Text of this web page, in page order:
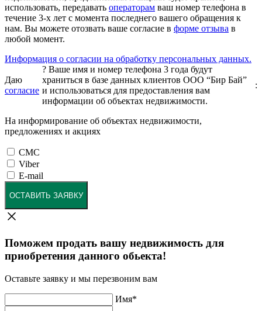
использовать, передавать операторам ваш номер телефона в
течение 3-х лет с момента последнего вашего обращения к
нам. Вы можете отозвать ваше согласие в форме отзыва в
любой момент.
Информация о согласии на обработку персональных данных.
Даю
согласие
? Ваше имя и номер телефона 3 года будут
храниться в базе данных клиентов ООО “Бир Бай”
и использоваться для предоставления вам
информации об объектах недвижимости.
:
На информирование об объектах недвижимости,
предложениях и акциях
СМС
Viber
E-mail
ОСТАВИТЬ ЗАЯВКУ
Поможем продать вашу недвижимость для
приобретения данного обьекта!
Оставьте заявку и мы перезвоним вам
Имя*